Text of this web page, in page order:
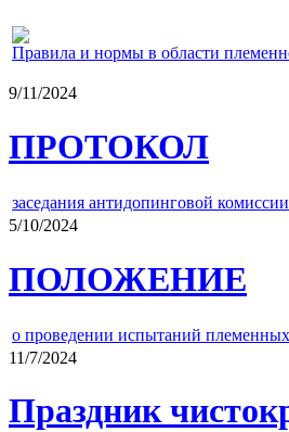
Правила и нормы в области
9/11/2024
ПРОТОКОЛ
заседания антидопинговой
5/10/2024
ПОЛОЖЕНИЕ
о проведении испытаний
11/7/2024
Праздник